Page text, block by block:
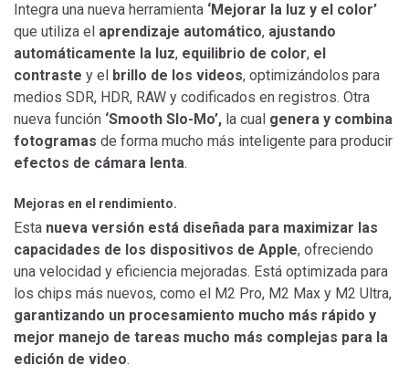
Integra una nueva herramienta ‘Mejorar la luz y el color’
que utiliza el aprendizaje automático, ajustando
automáticamente la luz, equilibrio de color, el
contraste y el brillo de los videos, optimizándolos para
medios SDR, HDR, RAW y codificados en registros. Otra
nueva función ‘Smooth Slo-Mo’, la cual genera y combina
fotogramas de forma mucho más inteligente para producir
efectos de cámara lenta.
Mejoras en el rendimiento.
Esta nueva versión está diseñada para maximizar las
capacidades de los dispositivos de Apple, ofreciendo
una velocidad y eficiencia mejoradas. Está optimizada para
los chips más nuevos, como el M2 Pro, M2 Max y M2 Ultra,
garantizando un procesamiento mucho más rápido y
mejor manejo de tareas mucho más complejas para la
edición de video.